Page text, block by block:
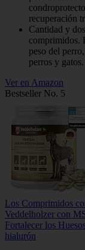
recuperación
Cantidad y
comprimidos.
peso del
perros y gatos.
Ver en Amazon
Bestseller No. 5
Los Comprimidos
Veddelholzer con
Fortalecer los
hialurón